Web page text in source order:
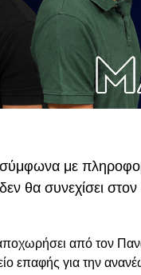
σύμφωνα με
θα συνεχίσει
από τον
επαφής για την